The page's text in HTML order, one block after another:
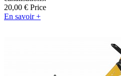
20,00 € Price
En savoir +